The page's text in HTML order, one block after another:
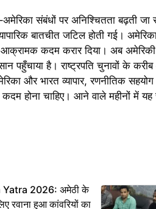
संबंधों पर अनिश्चितता बढ़ती जा
बातचीत जटिल होती गई।
कदम करार दिया। अब
पहुँचाया है। राष्ट्रपति चुनावों के
और भारत व्यापार, रणनीतिक
होना चाहिए। आने वाले महीनों में यह
2026: अमेठी के
रवाना हुआ कांवरियों का